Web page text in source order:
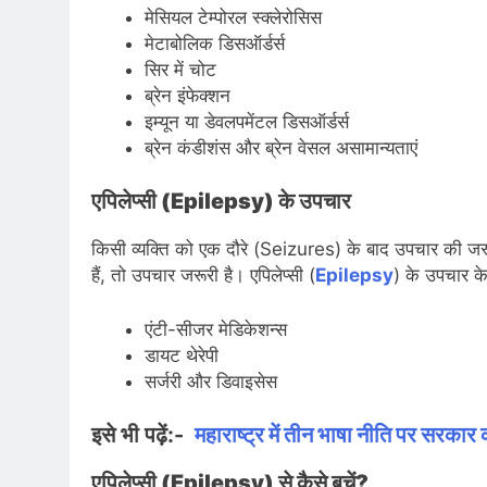
मेसियल टेम्पोरल स्क्लेरोसिस
मेटाबोलिक डिसऑर्डर्स
सिर में चोट
ब्रेन इंफेक्शन
इम्यून या डेवलपमेंटल डिसऑर्डर्स
ब्रेन कंडीशंस और ब्रेन वेसल असामान्यताएं
एपिलेप्सी (Epilepsy) के उपचार
किसी व्यक्ति को एक दौरे (Seizures) के बाद उपचार की
हैं, तो उपचार जरूरी है। एपिलेप्सी (Epilepsy) के उपचार
एंटी-सीजर मेडिकेशन्स
डायट थेरेपी
सर्जरी और डिवाइसेस
इसे भी पढ़ें:-महाराष्ट्र में तीन भाषा नीति पर